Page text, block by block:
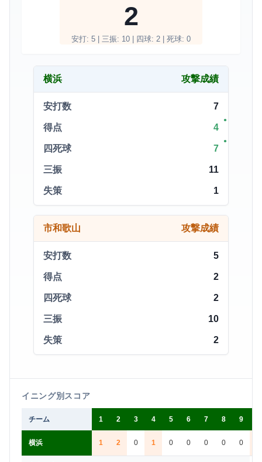
2
安打: 5 | 三振: 10 | 四球: 2 | 死球: 0
横浜 攻撃成績
安打数 7
得点 4
四死球 7
三振 11
失策 1
市和歌山 攻撃成績
安打数 5
得点 2
四死球 2
三振 10
失策 2
イニング別スコア
チーム 1 2 3 4 5 6 7 8 9
横浜 1 2 0 1 0 0 0 0 0